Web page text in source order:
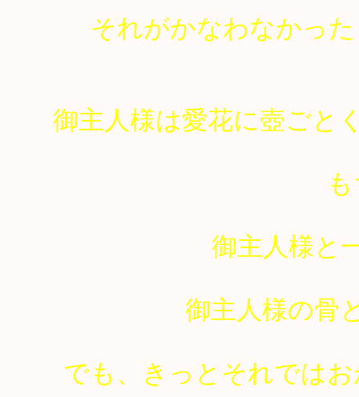
それがかなわなかっ
御主人様は愛花に壺ごと
御主人様と
御主人様の骨
でも、きっとそれでは